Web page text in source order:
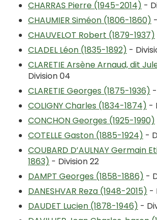
CHARRAS Pierre (1945-2014) -
CHAUMIER Siméon (1806-1860)
CHAUVELOT Robert (1879-1937)
CLADEL Léon (1835-1892) -
CLARETIE Arsène Arnaud, dit
Division 04
CLARETIE Georges (1875-1936)
COLIGNY Charles (1834-1874) -
CONCHON Georges (1925-1990)
COTELLE Gaston (1885-1924) -
COUBARD D’AULNAY Germain
1863) - Division 22
DAMPT Georges (1858-1886) -
DANESHVAR Reza (1948-2015) -
DAUDET Lucien (1878-1946) -